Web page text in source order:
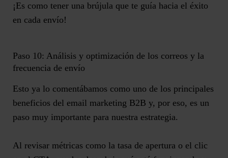
¡Es como tener una brújula que te guía hacia el éxito
en cada envío!
Paso 10: Análisis y optimización de los correos y la
frecuencia de envío
Esto ya lo comentábamos como uno de los principales
beneficios del email marketing B2B y, por eso, es un
paso muy importante para nuestra estrategia.
Al revisar métricas como la tasa de apertura o el clic